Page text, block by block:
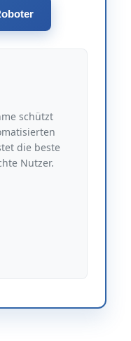
schützt
die beste
Nutzer.